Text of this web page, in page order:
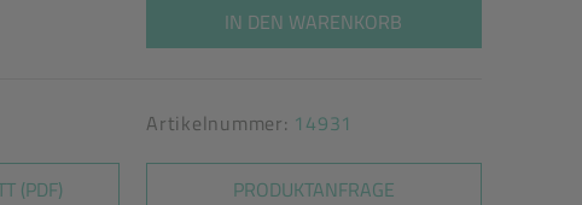
IN DEN WARENKORB
Artikelnummer: 14931
(PDF) PRODUKTANFRAGE